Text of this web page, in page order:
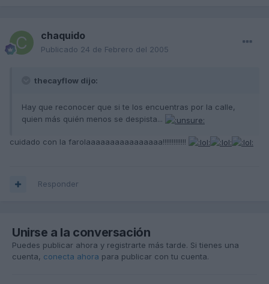
chaquido
Publicado 24 de Febrero del 2005
thecayflow dijo:
Hay que reconocer que si te los encuentras por la calle,
quien más quién menos se despista...
cuidado con la farolaaaaaaaaaaaaaaaa!!!!!!!!!!!!!
Responder
Unirse a la conversación
Puedes publicar ahora y registrarte más tarde. Si tienes una
cuenta, conecta ahora para publicar con tu cuenta.